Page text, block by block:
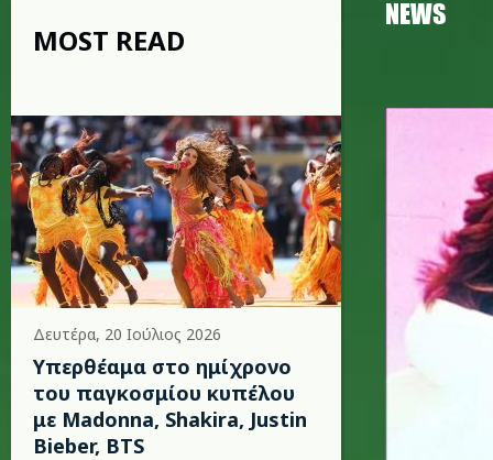
MOST READ
Δευτέρα, 20 Ιούλιος 2026
Υπερθέαμα στο ημίχρονο
του παγκοσμίου κυπέλου
με Madonna, Shakira, Justin
Bieber, BTS
NEWS